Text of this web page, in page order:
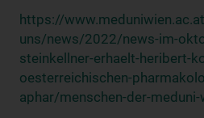
https://
uns/news/2022/news-im-
steinkellner-erhaelt-heribert-
oesterreichischen-
aphar/menschen-der-